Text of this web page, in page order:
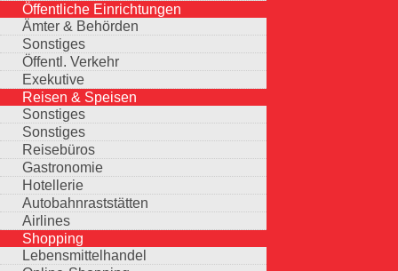
Öffentliche Einrichtungen
Ämter & Behörden
Sonstiges
Öffentl. Verkehr
Exekutive
Reisen & Speisen
Sonstiges
Sonstiges
Reisebüros
Gastronomie
Hotellerie
Autobahnraststätten
Airlines
Shopping
Lebensmittelhandel